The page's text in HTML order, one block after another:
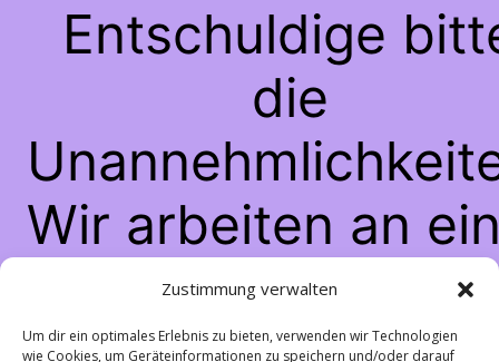
Zustimmung verwalten
Um dir ein optimales Erlebnis zu bieten, verwenden wir Technologien
wie Cookies, um Geräteinformationen zu speichern und/oder darauf
Entschuldige
die
Wir arbeiten an
großartigen